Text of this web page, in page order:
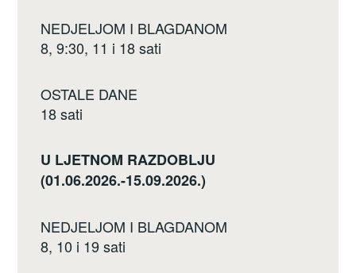
NEDJELJOM I BLAGDANOM
8, 9:30, 11 i 18 sati
OSTALE DANE
18 sati
U LJETNOM RAZDOBLJU
(01.06.2026.-15.09.2026.)
NEDJELJOM I BLAGDANOM
8, 10 i 19 sati